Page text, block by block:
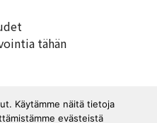
tähän
Käytämme näitä tietoja
evästeistä